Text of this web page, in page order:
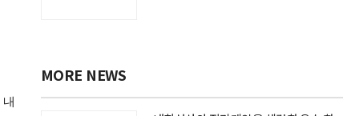
MORE NEWS